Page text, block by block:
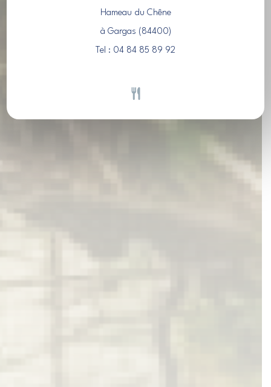
Hameau du Chêne
à Gargas (84400)
Tel : 04 84 85 89 92